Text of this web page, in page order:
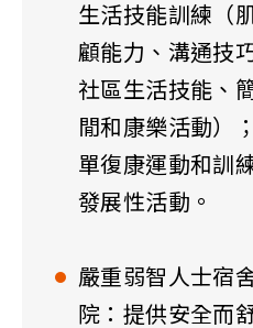
生活技能訓練（
顧能力、溝通技
社區生活技能、
閒和康樂活動）
單復康運動和訓
發展性活動。
嚴重弱智人士宿
院：提供安全而